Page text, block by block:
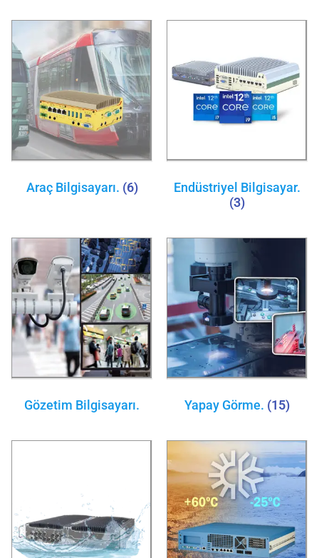
Araç Bilgisayarı. (6)
Endüstriyel Bilgisayar.
(3)
Gözetim Bilgisayarı. Yapay Görme. (15)